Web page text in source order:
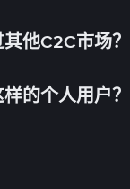
他C2C市场？
的个人用户？